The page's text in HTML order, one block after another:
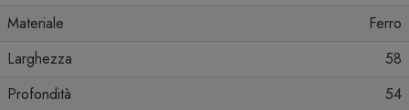
Materiale
Ferro
Larghezza
58
Profondità
54